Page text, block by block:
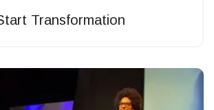
Transformation